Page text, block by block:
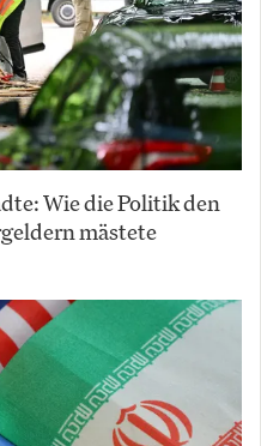
Wie die Politik den
mästete